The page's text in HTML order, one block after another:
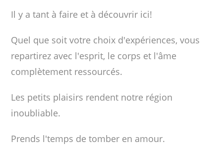
Il y a tant à faire et à découvrir ici!
Quel que soit votre choix d'expériences, vous
repartirez avec l'esprit, le corps et l'âme
complètement ressourcés.
Les petits plaisirs rendent notre région
inoubliable.
Prends l'temps de tomber en amour.